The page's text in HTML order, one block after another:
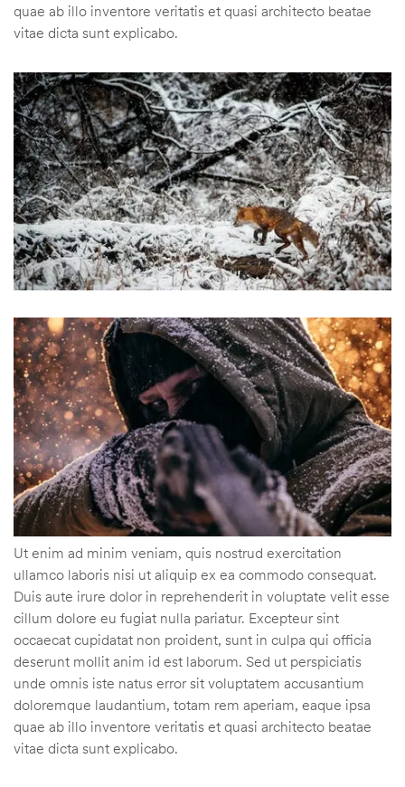
quae ab illo inventore veritatis et quasi architecto beatae
vitae dicta sunt explicabo.
Ut enim ad minim veniam, quis nostrud exercitation
ullamco laboris nisi ut aliquip ex ea commodo consequat.
Duis aute irure dolor in reprehenderit in voluptate velit esse
cillum dolore eu fugiat nulla pariatur. Excepteur sint
occaecat cupidatat non proident, sunt in culpa qui officia
deserunt mollit anim id est laborum. Sed ut perspiciatis
unde omnis iste natus error sit voluptatem accusantium
doloremque laudantium, totam rem aperiam, eaque ipsa
quae ab illo inventore veritatis et quasi architecto beatae
vitae dicta sunt explicabo.